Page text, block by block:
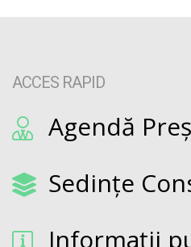
ACCES RAPID
Agendă
Sedințe
Informații